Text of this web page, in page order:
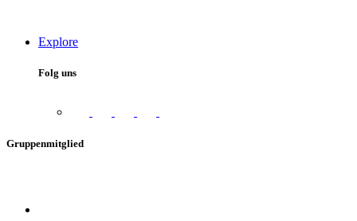
Explore
Folg uns
Gruppenmitglied